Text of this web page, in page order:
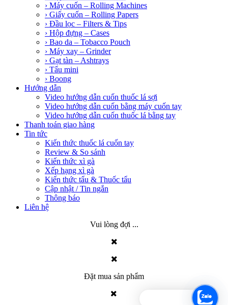
› Máy cuốn – Rolling Machines
› Giấy cuốn – Rolling Papers
› Đầu lọc – Filters & Tips
› Hộp đựng – Cases
› Bao da – Tobacco Pouch
› Máy xay – Grinder
› Gạt tàn – Ashtrays
› Tẩu mini
› Boong
Hướng dẫn
Video hướng dẫn cuốn thuốc lá sợi
Video hướng dẫn cuốn bằng máy cuốn tay
Video hướng dẫn cuốn thuốc lá bằng tay
Thanh toán giao hàng
Tin tức
Kiến thức thuốc lá cuốn tay
Review & So sánh
Kiến thức xì gà
Xếp hạng xì gà
Kiến thức tẩu & Thuốc tẩu
Cập nhật / Tin ngắn
Thông báo
Liên hệ
Vui lòng đợi ...
Đặt mua sản phẩm